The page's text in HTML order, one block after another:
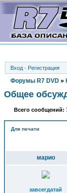
Вход · Регистрация
Форумы R7 DVD »
Общее
Всего сообщений:
Для печати
марио
завсегдатай